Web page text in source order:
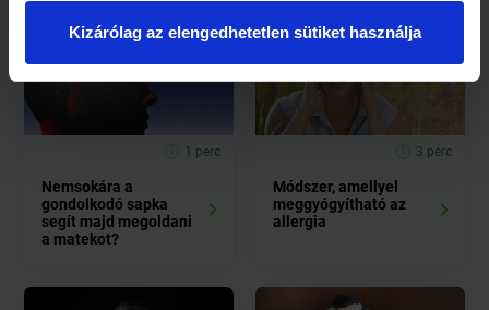
Kizárólag az elengedhetetlen sütiket használja
1 perc
Nemsokára a
gondolkodó sapka
segít majd megoldani
a matekot?
3 perc
Módszer, amellyel
meggyógyítható az
allergia